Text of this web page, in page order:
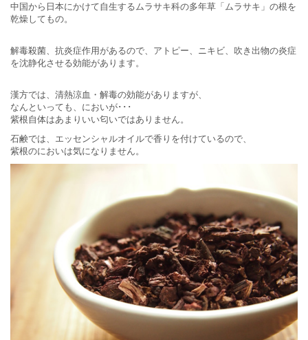
中国から日本にかけて自生するムラサキ科の多年草「ムラサキ 」の根を
乾燥してもの。
解毒殺菌、抗炎症作用があるので、アトピー、ニキビ、吹き出物の炎症
を沈静化させる効能があります。
漢方では、清熱涼血・解毒の効能がありますが、
なんといっても、においが･･･
紫根自体はあまりいい匂いではありません。
石鹸では、エッセンシャルオイルで香りを付けているので、
紫根のにおいは気になりません。